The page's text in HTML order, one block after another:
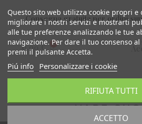
Consegna gratuita per ordini
0,00 €
Questo sito web utilizza cookie propri
migliorare i nostri servizi e mostrarti
alle tue preferenze analizzando le tue
navigazione. Per dare il tuo consenso
premi il pulsante Accetta.
Piú info Personalizzare i cookie
RIFIUTA TUTTI
ACCETTO